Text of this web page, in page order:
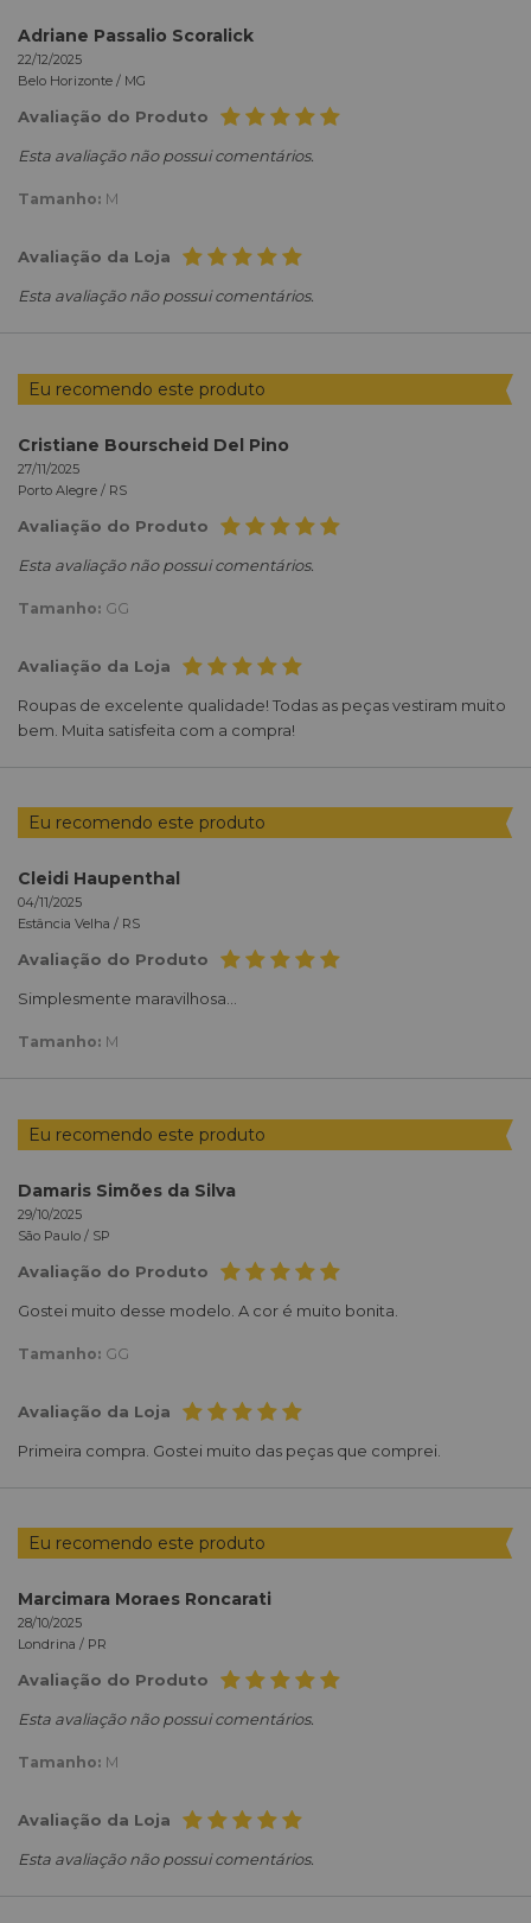
Adriane Passalio Scoralick
22/12/2025
Belo Horizonte / MG
Avaliação do Produto
Esta avaliação não possui comentários.
Tamanho: M
Avaliação da Loja
Esta avaliação não possui comentários.
Eu recomendo este produto
Cristiane Bourscheid Del Pino
27/11/2025
Porto Alegre / RS
Avaliação do Produto
Esta avaliação não possui comentários.
Tamanho: GG
Avaliação da Loja
Roupas de excelente qualidade! Todas as peças vestiram muito
bem. Muita satisfeita com a compra!
Eu recomendo este produto
Cleidi Haupenthal
04/11/2025
Estância Velha / RS
Avaliação do Produto
Simplesmente maravilhosa...
Tamanho: M
Eu recomendo este produto
Damaris Simões da Silva
29/10/2025
São Paulo / SP
Avaliação do Produto
Gostei muito desse modelo. A cor é muito bonita.
Tamanho: GG
Avaliação da Loja
Primeira compra. Gostei muito das peças que comprei.
Eu recomendo este produto
Marcimara Moraes Roncarati
28/10/2025
Londrina / PR
Avaliação do Produto
Esta avaliação não possui comentários.
Tamanho: M
Avaliação da Loja
Esta avaliação não possui comentários.